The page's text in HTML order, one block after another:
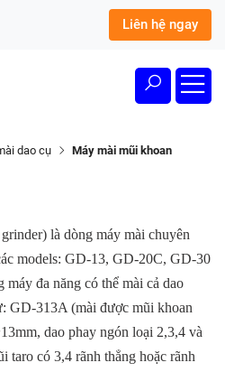
Liên hệ ngay
dao cụ Máy mài mũi khoan
là dòng máy mài chuyên
models: GD-13, GD-20C, GD-30
đa năng có thể mài cả dao
GD-313A (mài được mũi khoan
dao phay ngón loại 2,3,4 và
taro có 3,4 rãnh thẳng hoặc rãnh